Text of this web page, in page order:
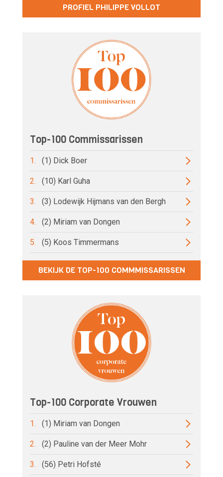
PROFIEL PHILIPPE VOLLOT
Top-100 Commissarissen
1. (1) Dick Boer
2. (10) Karl Guha
3. (3) Lodewijk Hijmans van den Bergh
4. (2) Miriam van Dongen
5. (5) Koos Timmermans
BEKIJK DE TOP-100 COMMMISSARISSEN
Top-100 Corporate Vrouwen
1. (1) Miriam van Dongen
2. (2) Pauline van der Meer Mohr
3. (56) Petri Hofsté